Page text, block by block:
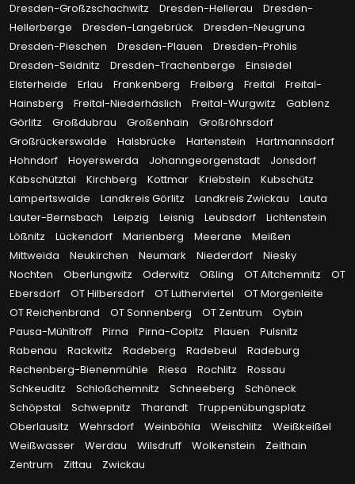
Dresden-Großzschachwitz
Dresden-Hellerau
Dresden-
Hellerberge
Dresden-Langebrück
Dresden-Neugruna
Dresden-Pieschen
Dresden-Plauen
Dresden-Prohlis
Dresden-Seidnitz
Dresden-Trachenberge
Einsiedel
Elsterheide
Erlau Frankenberg Freiberg Freital
Freital-
Hainsberg
Freital-Niederhäslich Freital-Wurgwitz
Gablenz
Görlitz
Großdubrau Großenhain
Großröhrsdorf
Großrückerswalde
Halsbrücke Hartenstein
Hartmannsdorf
Hohndorf
Hoyerswerda Johanngeorgenstadt
Jonsdorf
Käbschütztal
Kirchberg Kottmar Kriebstein
Kubschütz
Lampertswalde
Landkreis Görlitz Landkreis Zwickau
Lauta
Lauter-Bernsbach
Leipzig Leisnig Leubsdorf
Lichtenstein
Lößnitz
Lückendorf Marienberg Meerane
Meißen
Mittweida
Neukirchen Neumark Niederdorf
Niesky
Nochten
Oberlungwitz Oderwitz Oßling OT Altchemnitz
OT
Ebersdorf
OT Hilbersdorf OT Lutherviertel
OT Morgenleite
OT Reichenbrand
OT Sonnenberg OT Zentrum
Oybin
Pausa-Mühltroff
Pirna Pirna-Copitz Plauen
Pulsnitz
Rabenau
Rackwitz Radeberg Radebeul
Radeburg
Rechenberg-Bienenmühle
Riesa Rochlitz
Rossau
Schkeuditz
Schloßchemnitz Schneeberg
Schöneck
Schöpstal
Schwepnitz Tharandt
Truppenübungsplatz
Oberlausitz
Wehrsdorf Weinböhla Weischlitz
Weißkeißel
Weißwasser
Werdau Wilsdruff Wolkenstein
Zeithain
Zentrum
Zittau Zwickau